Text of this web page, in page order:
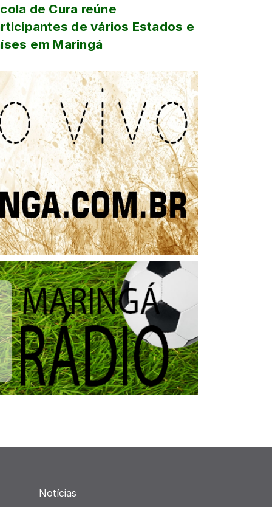
de Cura reúne
de vários Estados e
em Maringá
Notícias